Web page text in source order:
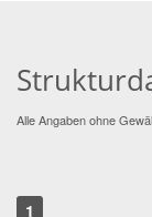
Alle Angaben ohne